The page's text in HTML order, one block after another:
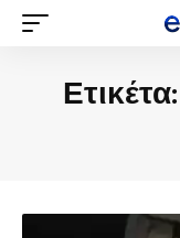
Ετικέτα: